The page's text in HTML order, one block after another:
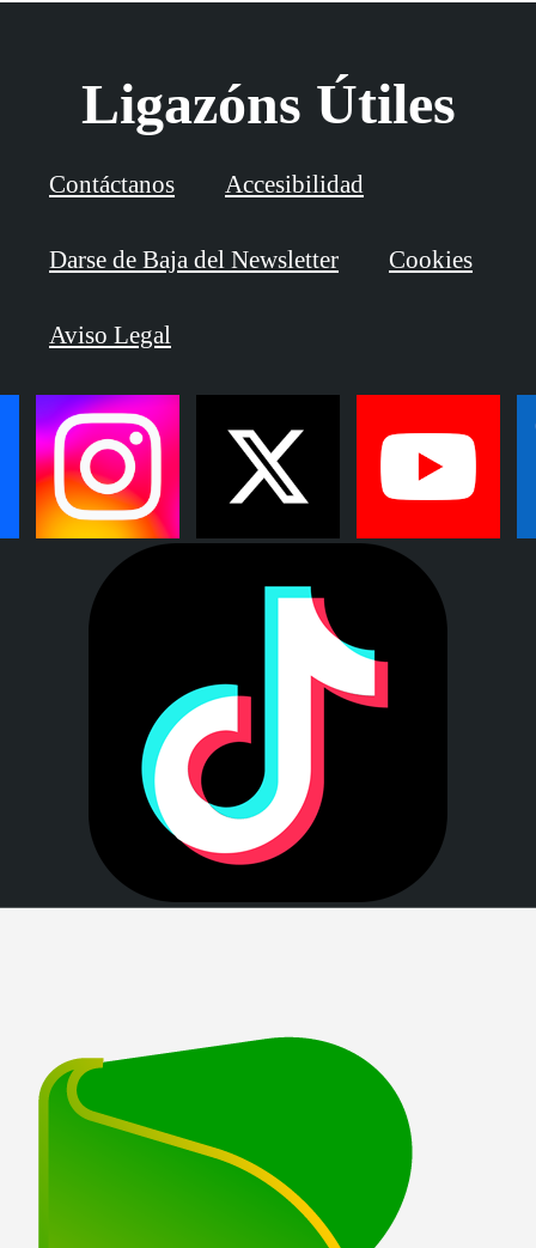
Ligazóns Útiles
Contáctanos Accesibilidad
Darse de Baja del Newsletter Cookies
Aviso Legal